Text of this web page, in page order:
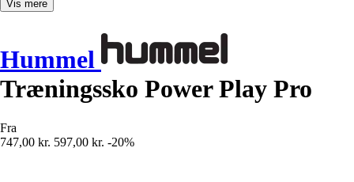
Vis mere
Hummel
Træningssko Power Play Pro
Fra
747,00 kr. 597,00 kr. -20%